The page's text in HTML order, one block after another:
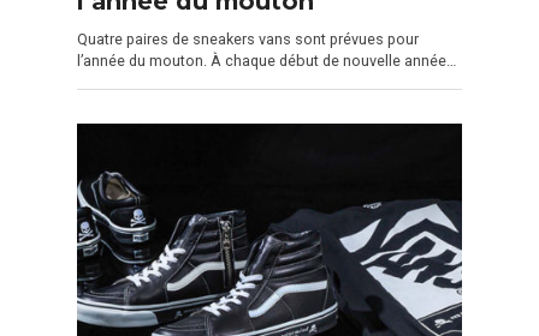
Quatre paires de sneakers vans sont prévues pour
l’année du mouton. À chaque début de nouvelle année…